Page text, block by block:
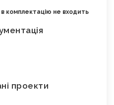
комплектацію не входить
проекти